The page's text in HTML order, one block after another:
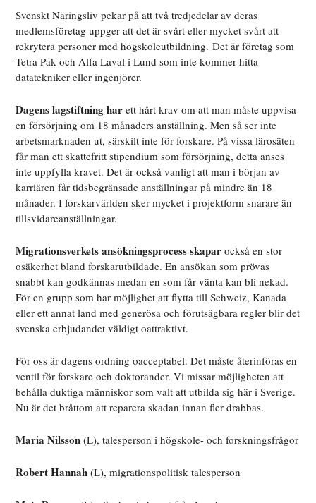
Svenskt Näringsliv pekar på att två tredjedelar av deras
medlemsföretag uppger att det är svårt eller mycket svårt att
rekrytera personer med högskoleutbildning. Det är företag som
Tetra Pak och Alfa Laval i Lund som inte kommer hitta
datatekniker eller ingenjörer.
Dagens lagstiftning har ett hårt krav om att man måste uppvisa
en försörjning om 18 månaders anställning. Men så ser inte
arbetsmarknaden ut, särskilt inte för forskare. På vissa lärosäten
får man ett skattefritt stipendium som försörjning, detta anses
inte uppfylla kravet. Det är också vanligt att man i början av
karriären får tidsbegränsade anställningar på mindre än 18
månader. I forskarvärlden sker mycket i projektform snarare än
tillsvidareanställningar.
Migrationsverkets ansökningsprocess skapar också en stor
osäkerhet bland forskarutbildade. En ansökan som prövas
snabbt kan godkännas medan en som får vänta kan bli nekad.
För en grupp som har möjlighet att flytta till Schweiz, Kanada
eller ett annat land med generösa och förutsägbara regler blir det
svenska erbjudandet väldigt oattraktivt.
För oss är dagens ordning oacceptabel. Det måste återinföras en
ventil för forskare och doktorander. Vi missar möjligheten att
behålla duktiga människor som valt att utbilda sig här i Sverige.
Nu är det bråttom att reparera skadan innan fler drabbas.
Maria Nilsson (L), talesperson i högskole- och forskningsfrågor
Robert Hannah (L), migrationspolitisk talesperson